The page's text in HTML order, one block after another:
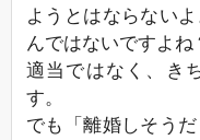
ようとはならない
んではないですよね
適当ではなく、き
す。
でも「離婚しそう